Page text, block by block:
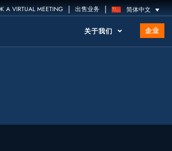
A VIRTUAL MEETING | 出售业务 | 简体中文
关于我们 企业